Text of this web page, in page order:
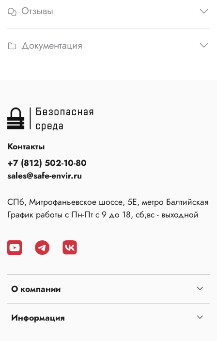
Отзывы
Документация
О компании
Информация
Контакты
+7 (812) 502-10-80
sales@safe-envir.ru
СПб, Митрофаньевское шоссе, 5Е, метро Балтийская
График работы с Пн-Пт с 9 до 18, сб,вс - выходной